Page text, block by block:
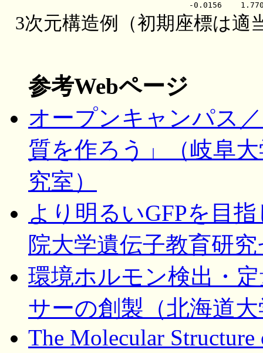
3次元構造例（初期座標は適
参考Webページ
オープンキャンパス
質を作ろう」（岐阜
究室）
より明るいGFPを目
院大学遺伝子教育研
環境ホルモン検出・
サーの創製（北海道
The Molecular Structure